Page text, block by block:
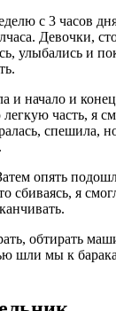
с 3 часов
Девочки,
улыбались и
и начало и
часть, я
спешила,
опять
сбиваясь, я
обтирать
шли мы к